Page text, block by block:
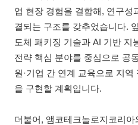
업 현장 경험을 결합해, 연구성
결되는 구조를 갖추었습니다.
도체 패키징 기술과 AI 기반 지
전략 핵심 분야를 중심으로 공
원·기업 간 연계 교육으로 지
을 구현할 계획입니다.
더불어, 앰코테크놀로지코리